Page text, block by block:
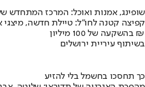
שופינג, אמנות ואוכל: המרכז המתחדש
קפיצה קטנה לחו"ל: טיילת חדשה, מיצגי
בהשקעה של 100 מיליון ₪
בשיתוף עיריית ירושלים
כך תחסכו בחשמל בלי להזיע